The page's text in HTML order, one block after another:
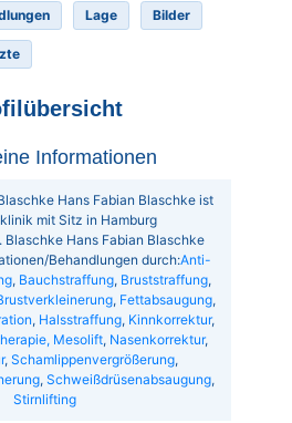
Lage Bilder
Informationen
Hans Fabian Blaschke ist
mit Sitz in Hamburg
Blaschke Hans Fabian Blaschke
Behandlungen durch:Anti-
, Bauchstraffung, Bruststraffung,
, Fettabsaugung,
, Halsstraffung, Kinnkorrektur,
Mesolift, Nasenkorrektur,
, Schamlippenvergrößerung,
, Schweißdrüsenabsaugung,
Stirnlifting